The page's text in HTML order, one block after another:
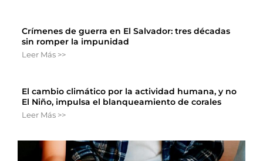
Crímenes de guerra en El Salvador: tres décadas
sin romper la impunidad
Leer Más >>
El cambio climático por la actividad humana, y no
El Niño, impulsa el blanqueamiento de corales
Leer Más >>